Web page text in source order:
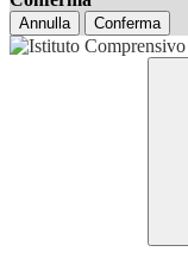
Annulla Conferma